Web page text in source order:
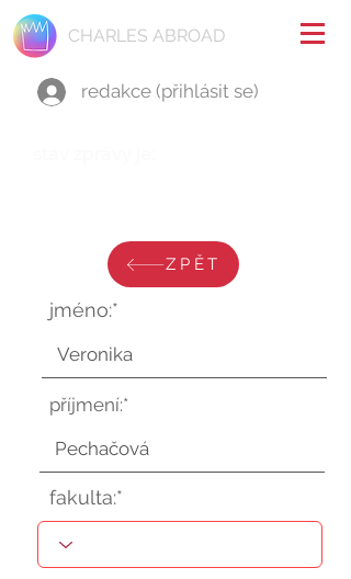
CHARLES ABROAD
redakce (přihlásit se)
ZPĚT
jméno:*
příjmení:*
fakulta:*